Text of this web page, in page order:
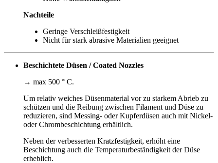
Nachteile
Geringe Verschleißfestigkeit
Nicht für stark abrasive Materialien geeignet
Beschichtete Düsen / Coated Nozzles
→ max 500 ° C.
Um relativ weiches Düsenmaterial vor zu starkem Abrieb zu
schützen und die Reibung zwischen Filament und Düse zu
reduzieren, sind Messing- oder Kupferdüsen auch mit Nickel-
oder Chrombeschichtung erhältlich.
Neben der verbesserten Kratzfestigkeit, erhöht eine
Beschichtung auch die Temperaturbeständigkeit der Düse
erheblich.